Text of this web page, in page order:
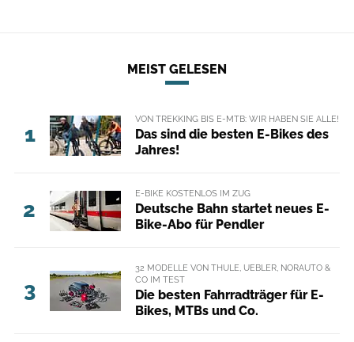
MEIST GELESEN
1
VON TREKKING BIS E-MTB: WIR HABEN SIE ALLE!
Das sind die besten E-Bikes des
Jahres!
2
E-BIKE KOSTENLOS IM ZUG
Deutsche Bahn startet neues E-
Bike-Abo für Pendler
3
32 MODELLE VON THULE, UEBLER, NORAUTO &
CO IM TEST
Die besten Fahrradträger für E-
Bikes, MTBs und Co.